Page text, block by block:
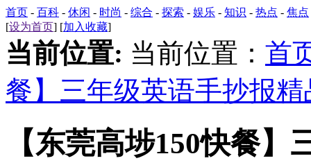
首页 - 百科 - 休闲 - 时尚 - 综合 - 探索 - 娱乐 - 知识 - 热点 - 焦点
[设为首页] [加入收藏]
当前位置: 当前位置： 首
餐】三年级英语手抄报精
【东莞高埗150快餐